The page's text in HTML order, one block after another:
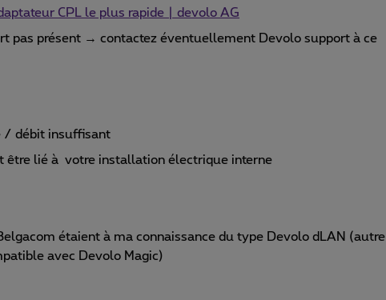
CPL le plus rapide | devolo AG
pas présent → contactez éventuellement Devolo support à ce
/ débit insuffisant
être lié à votre installation électrique interne
étaient à ma connaissance du type Devolo dLAN (autre
avec Devolo Magic)